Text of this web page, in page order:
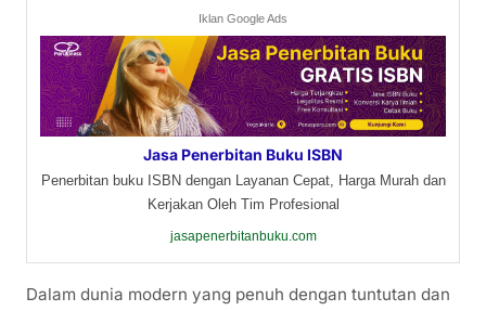
Iklan Google Ads
Jasa Penerbitan Buku ISBN
Penerbitan buku ISBN dengan Layanan Cepat, Harga Murah dan
Kerjakan Oleh Tim Profesional
jasapenerbitanbuku.com
Dalam dunia modern yang penuh dengan tuntutan dan